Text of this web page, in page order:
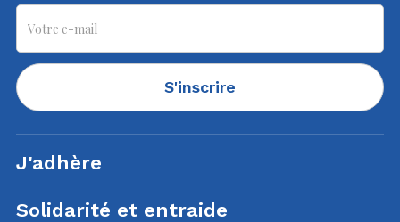
S'inscrire
J'adhère
Solidarité et entraide